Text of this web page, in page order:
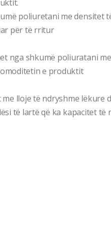
poliuretani me densitet
për të rritur
nga shkumë poliuratani
e produktit
lloje të ndryshme lëkure
të lartë që ka kapacitet